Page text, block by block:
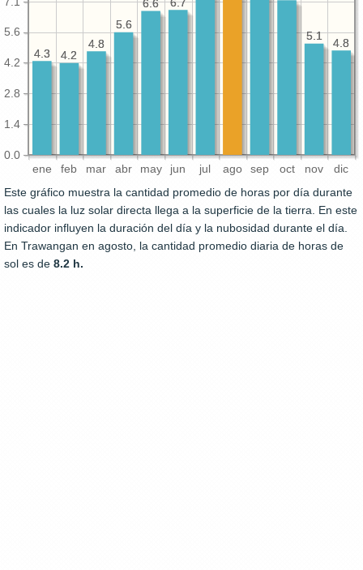
ene feb mar abr may jun jul ago sep oct nov dic
0.0
1.4
2.8
4.2
5.6
4.8
5.1
6.7
6.6
5.6
4.8
4.2
4.3
4.8
5.1
6.7
6.6
5.6
4.8
4.2
4.3
Este gráfico muestra la cantidad promedio de horas por día durante
las cuales la luz solar directa llega a la superficie de la tierra. En este
indicador influyen la duración del día y la nubosidad durante el día.
En Trawangan en agosto, la cantidad promedio diaria de horas de
sol es de 8.2 h.